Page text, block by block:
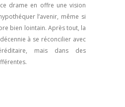
drame en offre une vision
l’avenir, même si
bien lointain. Après tout, la
à se réconcilier avec
mais dans des